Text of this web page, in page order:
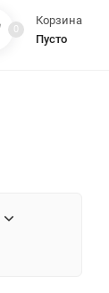
0
Корзина
Пусто